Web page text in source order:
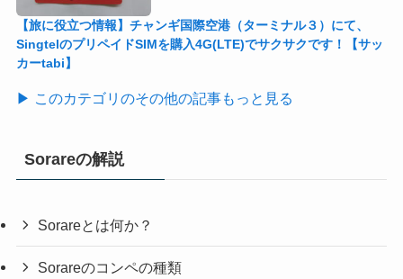
【旅に役立つ情報】チャンギ国際空港（ターミナル３）にて、
SingtelのプリペイドSIMを購入4G(LTE)でサクサクです！【サッ
カーtabi】
▶ このカテゴリのその他の記事もっと見る
Sorareの解説
Sorareとは何か？
Sorareのコンペの種類